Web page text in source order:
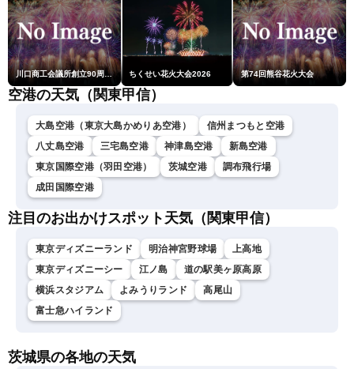
川口商工会議所創立90周年・青年部40周年・女性会30周年記念 第6回川口花火大会 ちくせい花火大会2026 第74回熊谷花火大会
空港の天気（関東甲信）
大島空港（東京大島かめりあ空港）
信州まつもと空港
八丈島空港
三宅島空港 神津島空港
新島空港
東京国際空港（羽田空港）
茨城空港
調布飛行場
成田国際空港
注目のお出かけスポット天気（関東甲信）
東京ディズニーランド 明治神宮野球場
上高地
東京ディズニーシー
江ノ島
道の駅美ヶ原高原
横浜スタジアム
よみうりランド
高尾山
富士急ハイランド
茨城県の各地の天気